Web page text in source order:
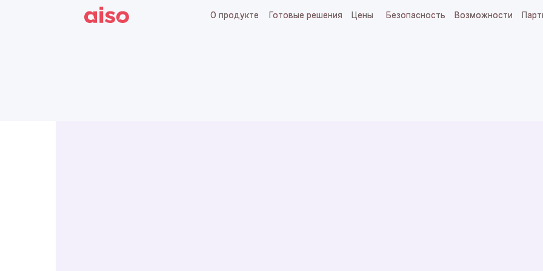
О продукте Цены Безопасность Возможности
Готовые решения
О продукте Цены Безопасность Возможности Партнерам
Партнерам Блог
Блог
Готовые решения